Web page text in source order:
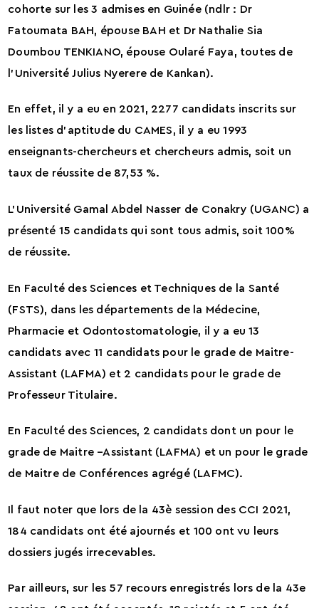
cohorte sur les 3 admises en Guinée (ndlr : Dr
Fatoumata BAH, épouse BAH et Dr Nathalie Sia
Doumbou TENKIANO, épouse Oularé Faya, toutes de
l’Université Julius Nyerere de Kankan).
En effet, il y a eu en 2021, 2277 candidats inscrits sur
les listes d’aptitude du CAMES, il y a eu 1993
enseignants-chercheurs et chercheurs admis, soit un
taux de réussite de 87,53 %.
L’Université Gamal Abdel Nasser de Conakry (UGANC) a
présenté 15 candidats qui sont tous admis, soit 100%
de réussite.
En Faculté des Sciences et Techniques de la Santé
(FSTS), dans les départements de la Médecine,
Pharmacie et Odontostomatologie, il y a eu 13
candidats avec 11 candidats pour le grade de Maitre-
Assistant (LAFMA) et 2 candidats pour le grade de
Professeur Titulaire.
En Faculté des Sciences, 2 candidats dont un pour le
grade de Maitre –Assistant (LAFMA) et un pour le grade
de Maitre de Conférences agrégé (LAFMC).
Il faut noter que lors de la 43è session des CCI 2021,
184 candidats ont été ajournés et 100 ont vu leurs
dossiers jugés irrecevables.
Par ailleurs, sur les 57 recours enregistrés lors de la 43e